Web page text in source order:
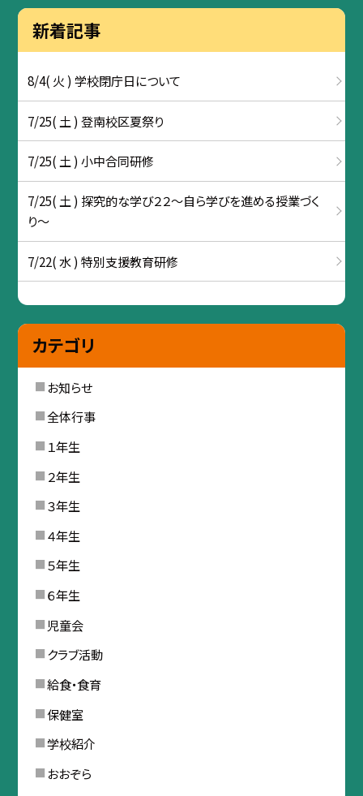
新着記事
8/4( 火 ) 学校閉庁日について
7/25( 土 ) 登南校区夏祭り
7/25( 土 ) 小中合同研修
7/25( 土 ) 探究的な学び２２～自ら学びを進める授業づく
り～
7/22( 水 ) 特別支援教育研修
カテゴリ
お知らせ
全体行事
１年生
２年生
３年生
４年生
５年生
６年生
児童会
クラブ活動
給食・食育
保健室
学校紹介
おおぞら